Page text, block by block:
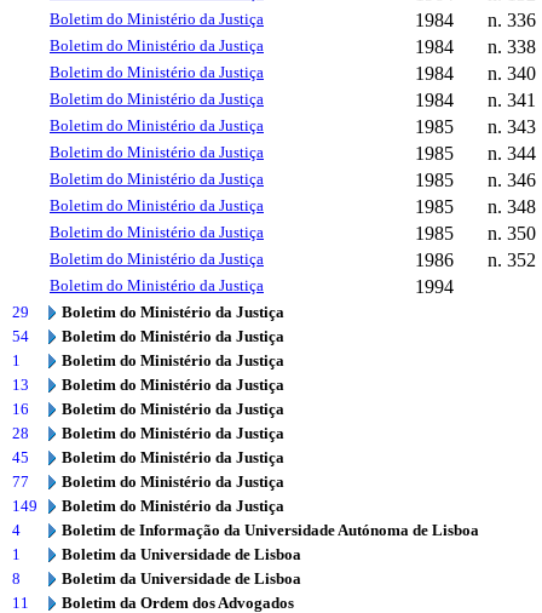
Boletim do Ministério da Justiça 1984 n. 336
Boletim do Ministério da Justiça 1984 n. 338
Boletim do Ministério da Justiça 1984 n. 340
Boletim do Ministério da Justiça 1984 n. 341
Boletim do Ministério da Justiça 1985 n. 343
Boletim do Ministério da Justiça 1985 n. 344
Boletim do Ministério da Justiça 1985 n. 346
Boletim do Ministério da Justiça 1985 n. 348
Boletim do Ministério da Justiça 1985 n. 350
Boletim do Ministério da Justiça 1986 n. 352
Boletim do Ministério da Justiça 1994
29
Boletim do Ministério da Justiça
54
Boletim do Ministério da Justiça
1
Boletim do Ministério da Justiça
13
Boletim do Ministério da Justiça
16
Boletim do Ministério da Justiça
28
Boletim do Ministério da Justiça
45
Boletim do Ministério da Justiça
77
Boletim do Ministério da Justiça
149
Boletim do Ministério da Justiça
4
Boletim de Informação da Universidade Autónoma de Lisboa
1
Boletim da Universidade de Lisboa
8
Boletim da Universidade de Lisboa
11
Boletim da Ordem dos Advogados